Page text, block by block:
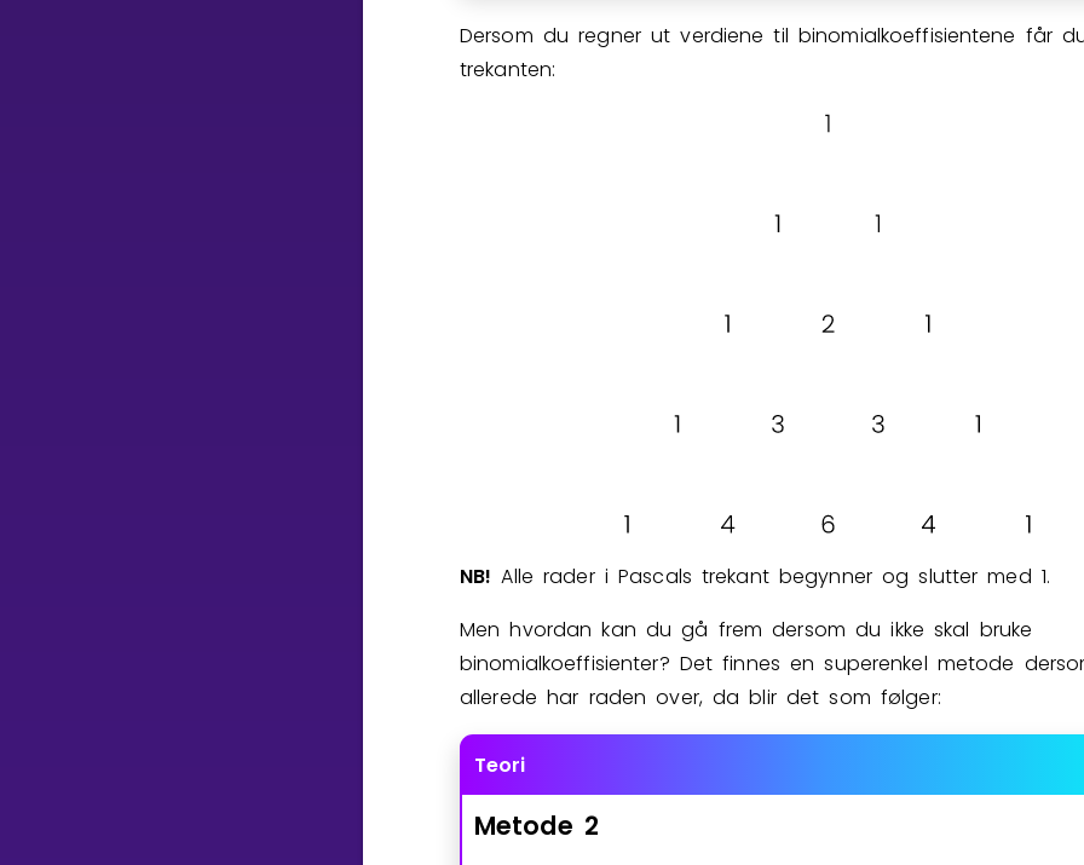
Dersom du regner ut verdiene til binomialkoeffisientene får
trekanten:
NB! Alle rader i Pascals trekant begynner og slutter med 1.
Men hvordan kan du gå frem dersom du ikke skal bruke
binomialkoeffisienter? Det finnes en superenkel metode
allerede har raden over, da blir det som følger:
Teori
Metode 2